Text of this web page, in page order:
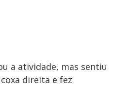
a atividade, mas sentiu
direita e fez